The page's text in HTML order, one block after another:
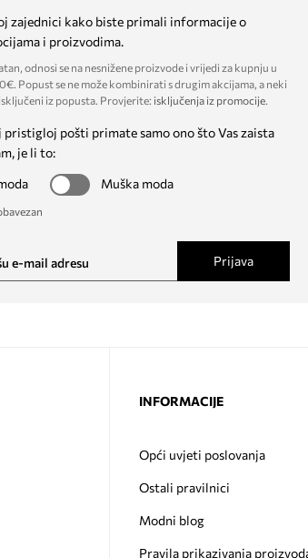
zajednici kako biste primali informacije o
i proizvodima.
odnosi se na nesnižene proizvode i vrijedi za kupnju u
Popust se ne može kombinirati s drugim akcijama, a neki
iz popusta. Provjerite: isključenja iz promocije
pristigloj pošti primate samo ono što Vas zaista
je li to:
Muška moda
Prijava
INFORMACIJE
Opći uvjeti poslovanja
Ostali pravilnici
Modni blog
Pravila prikazivanja